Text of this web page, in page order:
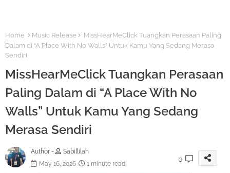
Home Music Release
MissHearMeClick Tuangkan Perasaan Paling
Dalam di “A Place With No Walls” Untuk Kamu Yang Sedang Merasa
Sendiri
MissHearMeClick Tuangkan Perasaan
Paling Dalam di “A Place With No
Walls” Untuk Kamu Yang Sedang
Merasa Sendiri
Author -
Sabillilah
May 16, 2026
1 minute read
0